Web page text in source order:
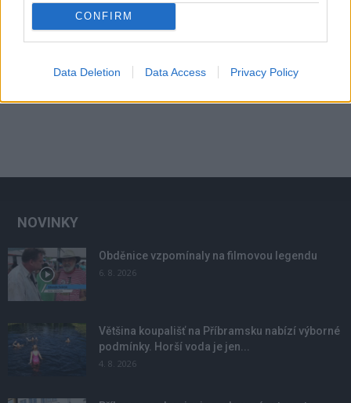
CONFIRM
Data Deletion Data Access Privacy Policy
NOVINKY
Obděnice vzpomínaly na filmovou legendu
6. 8. 2026
Většina koupališť na Příbramsku nabízí výborné
podmínky. Horší voda je jen...
4. 8. 2026